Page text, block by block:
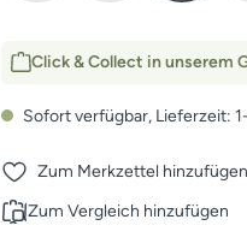
Click & Collect in unserem
Sofort verfügbar, Lieferzeit:
Zum Merkzettel hinzufügen
Zum Vergleich hinzufügen